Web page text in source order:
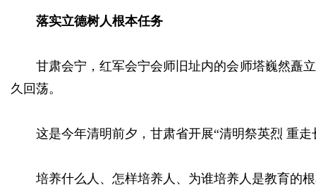
落实立德树人根本任务
甘肃会宁，红军会宁会师旧址内的会师塔巍然矗
久回荡。
这是今年清明前夕，甘肃省开展“清明祭英烈 重
培养什么人、怎样培养人、为谁培养人是教育的